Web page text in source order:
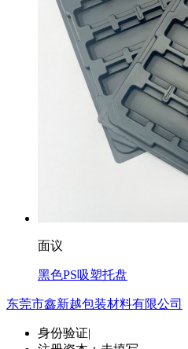
面议
黑色PS吸塑托盘
东莞市鑫新越包装材料有限公司
身份验证